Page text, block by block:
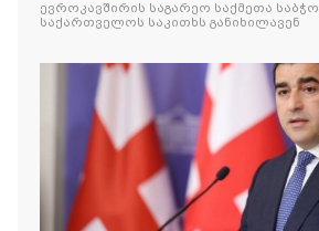
ევროკავშირის საგარეო საქმეთა
საქართველოს საკითხს განიხილავენ